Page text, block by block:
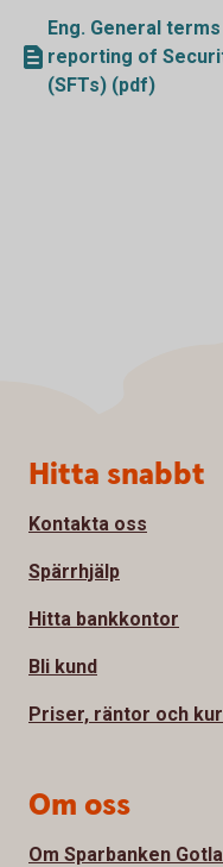
Eng. General
reporting of
(SFTs) (pdf)
Sidfot
Hitta snabbt
Kontakta oss
Spärrhjälp
Hitta bankkontor
Bli kund
Priser, räntor och
Om oss
Om Sparbanken